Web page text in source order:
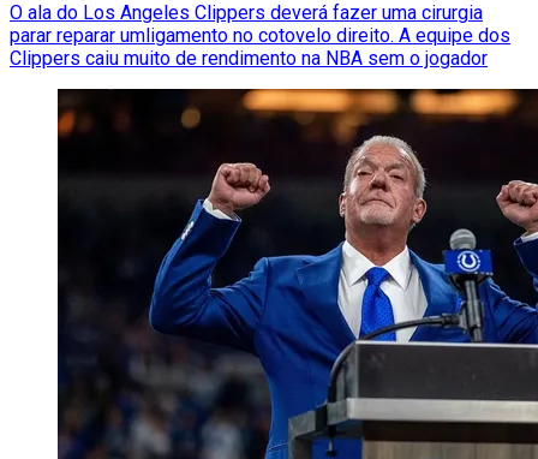
O ala do Los Angeles Clippers deverá fazer uma cirurgia
parar reparar umligamento no cotovelo direito. A equipe dos
Clippers caiu muito de rendimento na NBA sem o jogador